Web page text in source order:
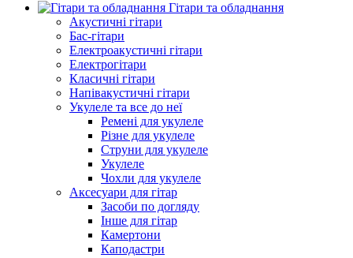
Гітари та обладнання
Акустичні гітари
Бас-гітари
Електроакустичні гітари
Електрогітари
Класичні гітари
Напівакустичні гітари
Укулеле та все до неї
Ремені для укулеле
Різне для укулеле
Струни для укулеле
Укулеле
Чохли для укулеле
Аксесуари для гітар
Засоби по догляду
Інше для гітар
Камертони
Каподастри